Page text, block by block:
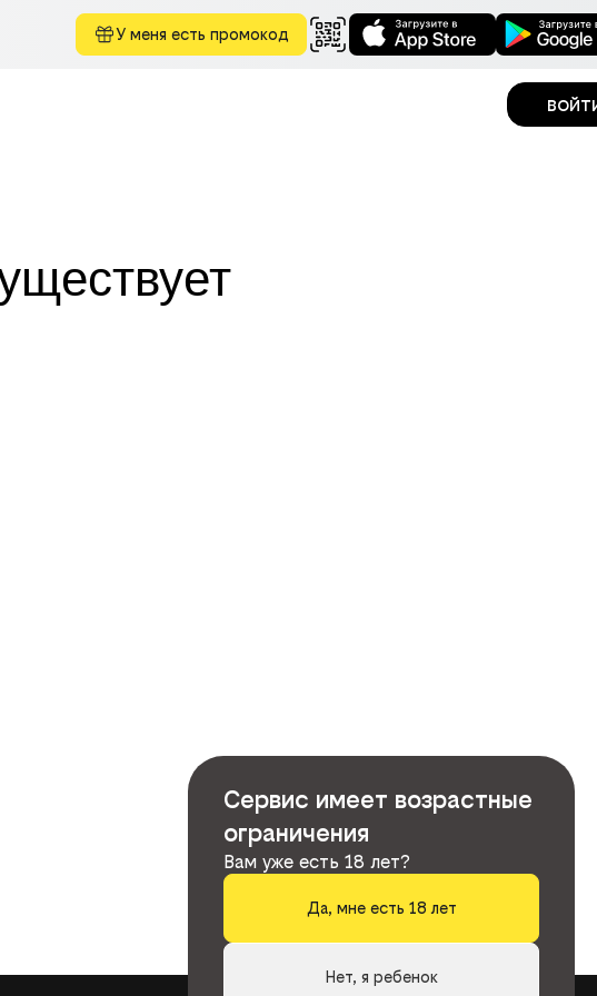
У меня есть промокод
Сервис имеет возрастные
ограничения
Вам уже есть 18 лет?
Да, мне есть 18 лет
Нет, я ребенок